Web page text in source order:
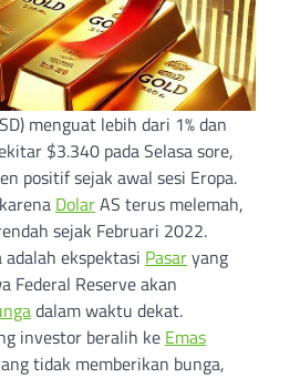
menguat lebih dari 1% dan
$3.340 pada Selasa sore,
positif sejak awal sesi Eropa.
DolarAS terus melemah,
sejak Februari 2022.
ekspektasi Pasaryang
Federal Reserve akan
dalam waktu dekat.
investor beralih ke Emas
tidak memberikan bunga,